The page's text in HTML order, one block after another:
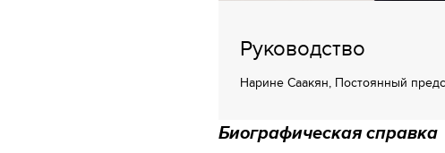
Руководство
Нарине Саакян, Постоянный
Биографическая справка